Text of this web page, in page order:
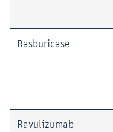
Rasburicase
Ravulizumab